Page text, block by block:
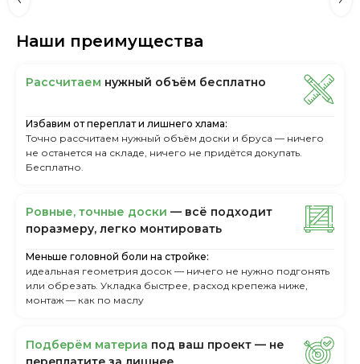
Наши преимущества
Рассчитаем нужный объём бесплатно
Избавим от переплат и лишнего хлама:
Точно рассчитаем нужный объём доски и бруса — ничего
не останется на складе, ничего не придётся докупать.
Бесплатно.
Ровные, точные доски — всё подходит
поразмеру, легкo монтировать
Меньше головной боли на стройке:
идеальная геометрия досок — ничего не нужно подгонять
или обрезать. Укладка быстрее, расход крепежа ниже,
монтаж — как по маслу
Пoдбepём мaтepиa пoд вaш пpoeкт — нe